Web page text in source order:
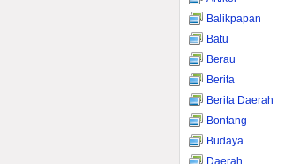
Balikpapan
Batu
Berau
Berita
Berita Daerah
Bontang
Budaya
Daerah